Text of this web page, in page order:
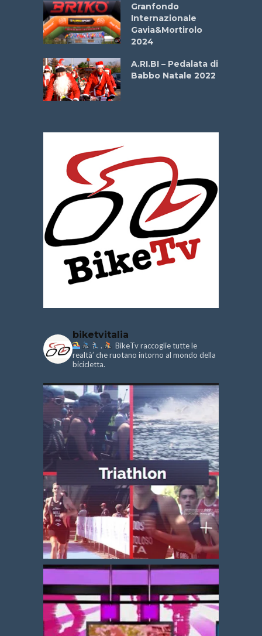
Granfondo
Internazionale
Gavia&Mortirolo
2024
A.RI.BI – Pedalata di
Babbo Natale 2022
biketvitalia
.
BikeTv raccoglie tutte le
realtà’ che ruotano intorno al mondo della
bicicletta.